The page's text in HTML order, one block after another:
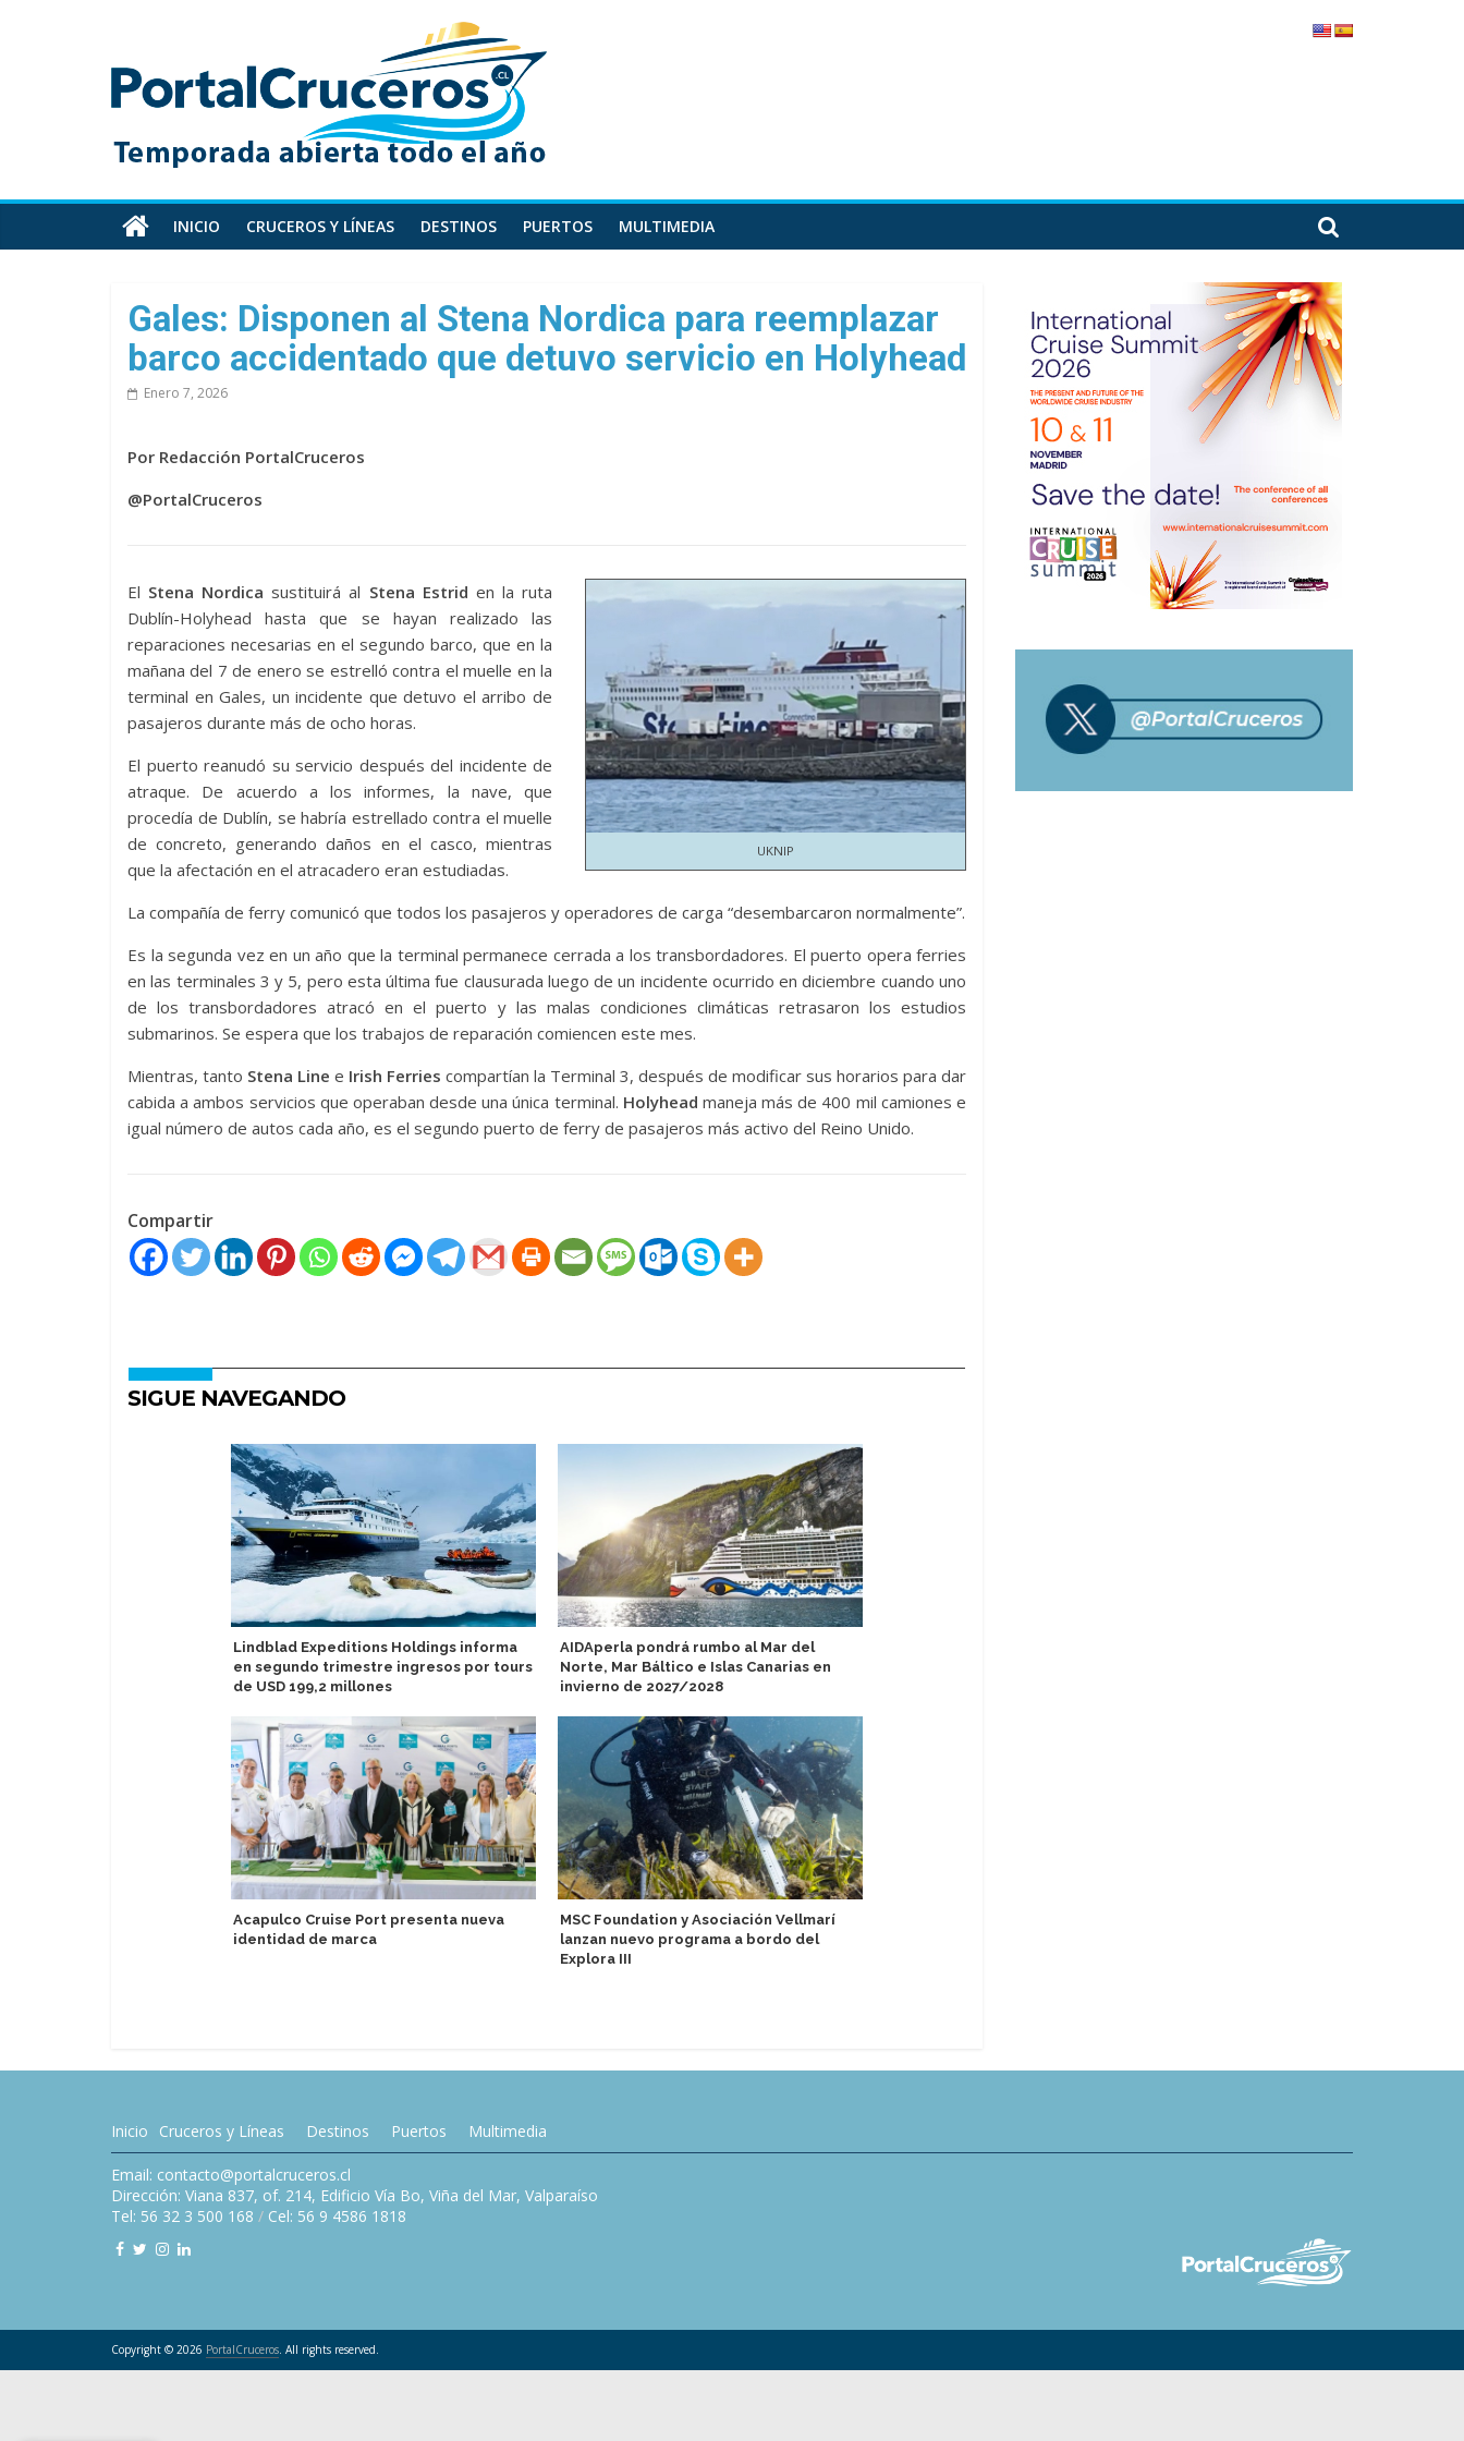
PortalCruceros
Toda
información
cruceros
en
un
sitio
INICIO CRUCEROS Y LÍNEAS DESTINOS PUERTOS MULTIMEDIA
Gales: Disponen al Stena Nordica para reemplazar
barco accidentado que detuvo servicio en Holyhead
Enero 7, 2026
Por Redacción PortalCruceros
@PortalCruceros
UKNIP
El Stena Nordica sustituirá al Stena Estrid en la ruta
Dublín-Holyhead hasta que se hayan realizado las
reparaciones necesarias en el segundo barco, que en la
mañana del 7 de enero se estrelló contra el muelle en la
terminal en Gales, un incidente que detuvo el arribo de
pasajeros durante más de ocho horas.
El puerto reanudó su servicio después del incidente de
atraque. De acuerdo a los informes, la nave, que
procedía de Dublín, se habría estrellado contra el muelle
de concreto, generando daños en el casco, mientras
que la afectación en el atracadero eran estudiadas.
La compañía de ferry comunicó que todos los pasajeros y operadores de carga “desembarcaron normalmente”.
Es la segunda vez en un año que la terminal permanece cerrada a los transbordadores. El puerto opera ferries
en las terminales 3 y 5, pero esta última fue clausurada luego de un incidente ocurrido en diciembre cuando uno
de los transbordadores atracó en el puerto y las malas condiciones climáticas retrasaron los estudios
submarinos. Se espera que los trabajos de reparación comiencen este mes.
Mientras, tanto Stena Line e Irish Ferries compartían la Terminal 3, después de modificar sus horarios para dar
cabida a ambos servicios que operaban desde una única terminal. Holyhead maneja más de 400 mil camiones e
igual número de autos cada año, es el segundo puerto de ferry de pasajeros más activo del Reino Unido.
Compartir
SIGUE NAVEGANDO
Lindblad Expeditions Holdings informa
en segundo trimestre ingresos por tours
de USD 199,2 millones
Acapulco Cruise Port presenta nueva
identidad de marca
AIDAperla pondrá rumbo al Mar del
Norte, Mar Báltico e Islas Canarias en
invierno de 2027/2028
MSC Foundation y Asociación Vellmarí
lanzan nuevo programa a bordo del
Explora III
Inicio Cruceros y Líneas Destinos Puertos Multimedia
Email: contacto@portalcruceros.cl
Dirección: Viana 837, of. 214, Edificio Vía Bo, Viña del Mar, Valparaíso
Tel: 56 32 3 500 168 / Cel: 56 9 4586 1818
Copyright © 2026 PortalCruceros. All rights reserved.